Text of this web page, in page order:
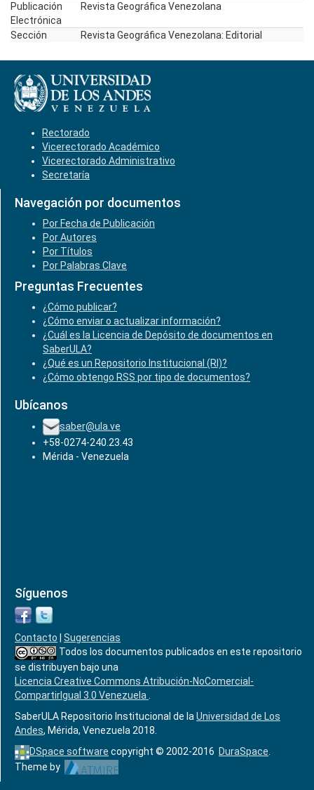
Publicación
Electrónica
Revista Geográfica Venezolana
Sección Revista Geográfica Venezolana: Editorial
Rectorado
Vicerectorado Académico
Vicerectorado Administrativo
Secretaría
Navegación por documentos
Por Fecha de Publicación
Por Autores
Por Títulos
Por Palabras Clave
Preguntas Frecuentes
¿Cómo publicar?
¿Cómo enviar o actualizar información?
¿Cuál es la Licencia de Depósito de documentos en
SaberULA?
¿Qué es un Repositorio Institucional (RI)?
¿Cómo obtengo RSS por tipo de documentos?
Ubícanos
saber@ula.ve
+58-0274-240.23.43
Mérida - Venezuela
Síguenos
Contacto
Sugerencias
Todos los documentos publicados en este repositorio
se distribuyen bajo una
Licencia Creative Commons Atribución-NoComercial-
CompartirIgual 3.0 Venezuela
SaberULA Repositorio Institucional de la Universidad de Los
Andes, Mérida, Venezuela 2018.
DSpace software copyright © 2002-2016 DuraSpace
Theme by